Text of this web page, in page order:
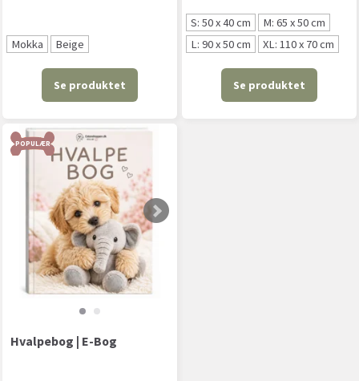
Mokka Beige
Se produktet
S: 50 x 40 cm
M: 65 x 50 cm
L: 90 x 50 cm
XL: 110 x 70 cm
Se produktet
POPULÆR
Hvalpebog | E-Bog